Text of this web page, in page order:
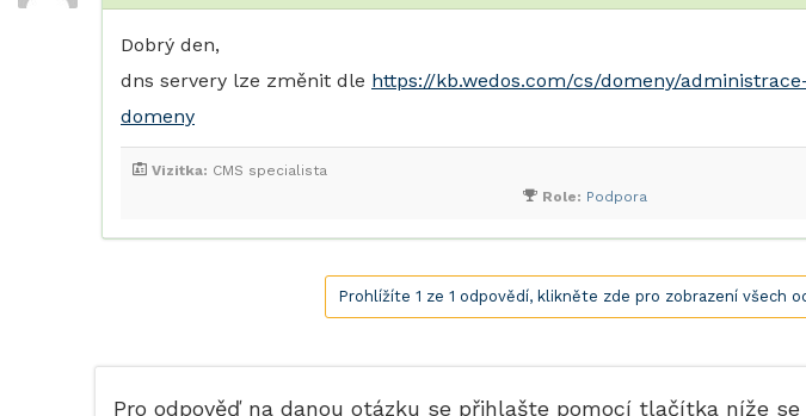
Dobrý den,
dns servery lze změnit dle https://kb.wedos.com/cs/domeny/
domeny
Role: Podpora
Vizitka: CMS specialista
Prohlížíte 1 ze 1 odpovědí, klikněte zde pro zobrazení všech
Pro odpověď na danou otázku se přihlašte pomocí tlačítka níže